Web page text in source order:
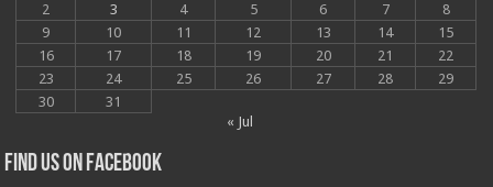
2
3 4 5 6 7
8
9
10 11 12 13 14
15
16
17 18 19 20 21
22
23
24 25 26 27 28
29
30
31
« Jul
Find us on Facebook